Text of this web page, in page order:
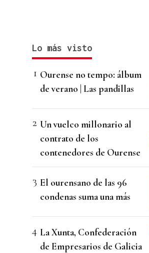
Lo más visto
Ourense no tempo: álbum
de verano | Las pandillas
Un vuelco millonario al
contrato de los
contenedores de Ourense
El ourensano de las 96
condenas suma una más
La Xunta, Confederación
de Empresarios de Galicia